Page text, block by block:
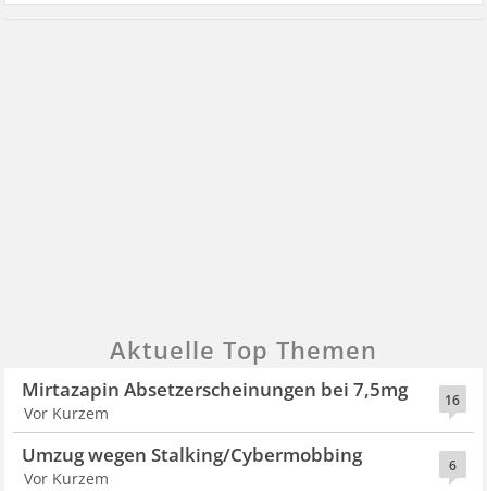
Aktuelle Top Themen
16
Mirtazapin Absetzerscheinungen bei 7,5mg
Vor Kurzem
6
Umzug wegen Stalking/Cybermobbing
Vor Kurzem